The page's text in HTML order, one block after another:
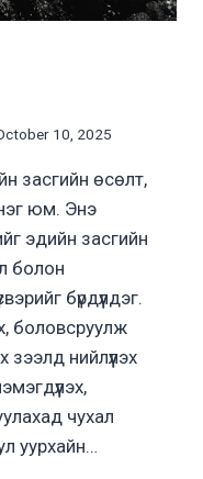
10, 2025
засгийн өсөлт,
юм. Энэ
эдийн засгийн
болон
бүрдүүлдэг.
боловсруулж
нийлүүлэх
чухал
уурхайн…